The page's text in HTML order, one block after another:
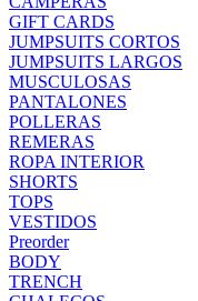
GIFT CARDS
JUMPSUITS CORTOS
JUMPSUITS LARGOS
MUSCULOSAS
PANTALONES
POLLERAS
REMERAS
ROPA INTERIOR
SHORTS
TOPS
VESTIDOS
Preorder
BODY
TRENCH